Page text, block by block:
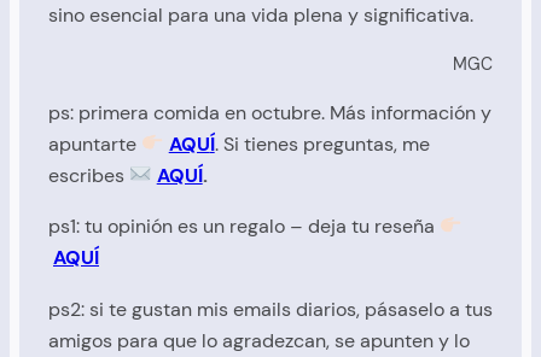
sino esencial para una vida plena y significativa.
MGC
ps: primera comida en octubre. Más información y
apuntarte
AQUÍ. Si tienes preguntas, me
escribes
AQUÍ.
ps1: tu opinión es un regalo – deja tu reseña
AQUÍ
ps2: si te gustan mis emails diarios, pásaselo a tus
amigos para que lo agradezcan, se apunten y lo